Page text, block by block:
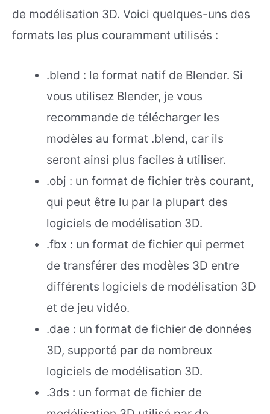
de modélisation 3D. Voici quelques-uns des
formats les plus couramment utilisés :
.blend : le format natif de Blender. Si
vous utilisez Blender, je vous
recommande de télécharger les
modèles au format .blend, car ils
seront ainsi plus faciles à utiliser.
.obj : un format de fichier très courant,
qui peut être lu par la plupart des
logiciels de modélisation 3D.
.fbx : un format de fichier qui permet
de transférer des modèles 3D entre
différents logiciels de modélisation 3D
et de jeu vidéo.
.dae : un format de fichier de données
3D, supporté par de nombreux
logiciels de modélisation 3D.
.3ds : un format de fichier de